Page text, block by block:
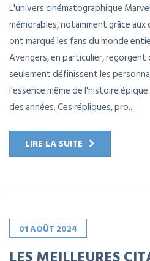
L'univers cinématographique
mémorables, notamment grâce
ont marqué les fans du monde
Avengers, en particulier, regorgent
seulement définissent les
l'essence même de l'histoire
des années. Ces répliques, pro...
LIRE LA SUITE
01AOÛT 2024
LES MEILLEURES